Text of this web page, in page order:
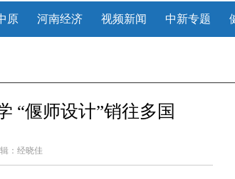
原 河南经济 视频新闻 中新专题
“偃师设计”销往多国
：经晓佳